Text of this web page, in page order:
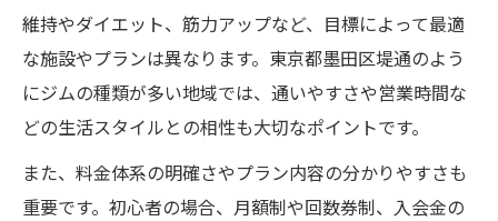
パーソナルジムで理想のダイエットを実現
する方法
初心者でも続けやすいパーソナルジム利用
のコツ
3ヶ月で結果を出すパーソナルジム活用プラ
ン例
維持やダイエット、筋力アップなど、目標によって最適
な施設やプランは異なります。東京都墨田区堤通のよう
にジムの種類が多い地域では、通いやすさや営業時間な
どの生活スタイルとの相性も大切なポイントです。
また、料金体系の明確さやプラン内容の分かりやすさも
重要です。初心者の場合、月額制や回数券制、入会金の